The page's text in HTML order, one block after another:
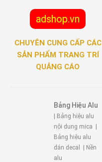
adshop.vn
CHUYÊN CUNG CẤP CÁC
SẢN PHẨM TRANG TRÍ
QUẢNG CÁO
Bảng Hiệu Alu
| Bảng hiệu alu
nội dung mica
Bảng hiệu alu
dán decal
| Nền
alu